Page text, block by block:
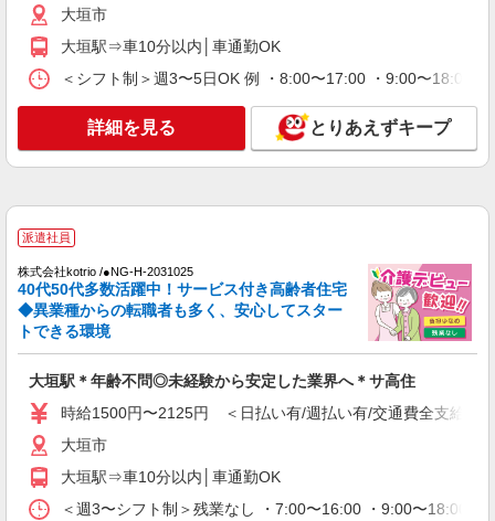
株式会社kotrio /●NG-H-2029577
＜大垣＞デイサービスSTAFF＊16時退社も
OK！子育て世代活躍中
通費全支給(ガソリン代含む)＞
派遣社員
株式会社ユース.GF/g01_0815
高齢者向け住宅 介護スタッフ
時給1300円
詳細を見る
派遣社員
株式会社kotrio /●NG-H-1812140
＊大垣市＊。日払可
大垣市
大垣駅⇒車10分以内│車通勤OK
＜シフト制＞週3〜5日OK 例 ・8:00〜17:00 ・9:00〜18:00
詳細を見る とりあえずキープ
派遣社員
株式会社kotrio /●NG-H-2031025
40代50代多数活躍中！サービス付き高齢者住宅
◆異業種からの転職者も多く、安心してスター
トできる環境
大垣駅＊年齢不問◎未経験から安定した業界へ＊サ高住
時給1500円〜2125円 ＜日払い有/週払い有/交通費全支給(ガ
大垣市
大垣駅⇒車10分以内│車通勤OK
＜週3〜シフト制＞残業なし ・7:00〜16:00 ・9:00〜